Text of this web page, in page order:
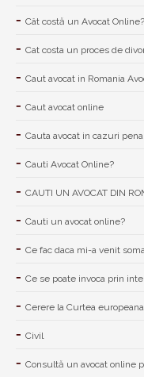
Cât costă un Avocat Online?
Cat costa un proces de
Caut avocat in Romania
Caut avocat online
Cauta avocat in cazuri
Cauti Avocat Online?
CAUTI UN AVOCAT DIN
Cauti un avocat online?
Ce fac daca mi-a venit
Ce se poate invoca prin
Cerere la Curtea
Civil
Consultă un avocat online